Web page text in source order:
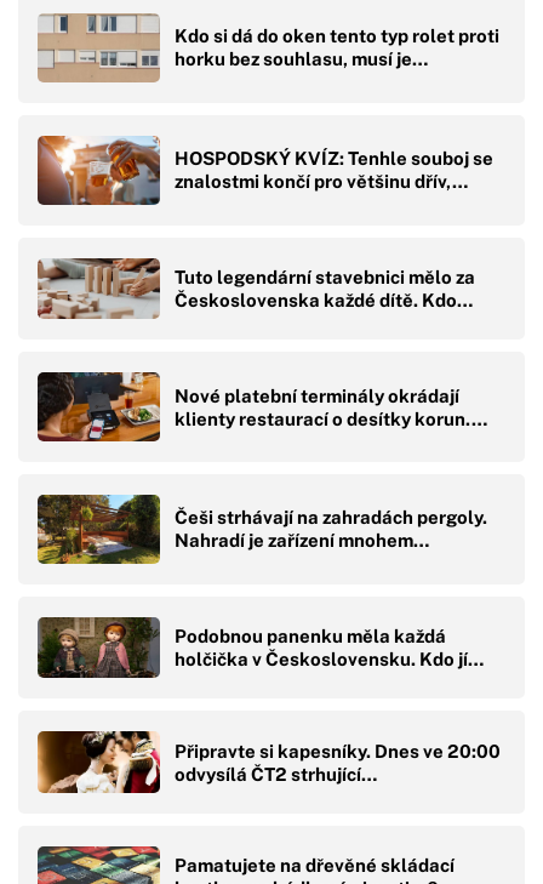
Kdo si dá do oken tento typ rolet proti
horku bez souhlasu, musí je…
HOSPODSKÝ KVÍZ: Tenhle souboj se
znalostmi končí pro většinu dřív,…
Tuto legendární stavebnici mělo za
Československa každé dítě. Kdo…
Nové platební terminály okrádají
klienty restaurací o desítky korun.…
Češi strhávají na zahradách pergoly.
Nahradí je zařízení mnohem…
Podobnou panenku měla každá
holčička v Československu. Kdo jí…
Připravte si kapesníky. Dnes ve 20:00
odvysílá ČT2 strhující…
Pamatujete na dřevěné skládací